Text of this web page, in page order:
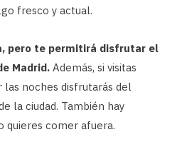
fresco y actual.
pero te permitirá disfrutar el
Madrid. Además, si visitas
noches disfrutarás del
la ciudad. También hay
quieres comer afuera.